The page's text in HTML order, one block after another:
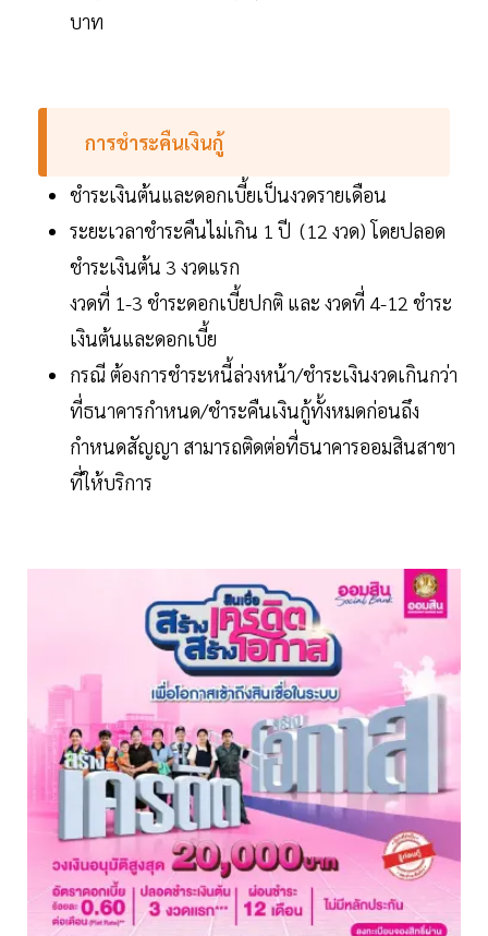
บาท
การชำระคืนเงินกู้
ชำระเงินต้นและดอกเบี้ยเป็นงวดรายเดือน
ระยะเวลาชำระคืนไม่เกิน 1 ปี (12 งวด) โดยปลอด
ชำระเงินต้น 3 งวดแรก
งวดที่ 1-3 ชำระดอกเบี้ยปกติ และ งวดที่ 4-12 ชำระ
เงินต้นและดอกเบี้ย
กรณี ต้องการชำระหนี้ล่วงหน้า/ชำระเงินงวดเกินกว่า
ที่ธนาคารกำหนด/ชำระคืนเงินกู้ทั้งหมดก่อนถึง
กำหนดสัญญา สามารถติดต่อที่ธนาคารออมสินสาขา
ที่ให้บริการ